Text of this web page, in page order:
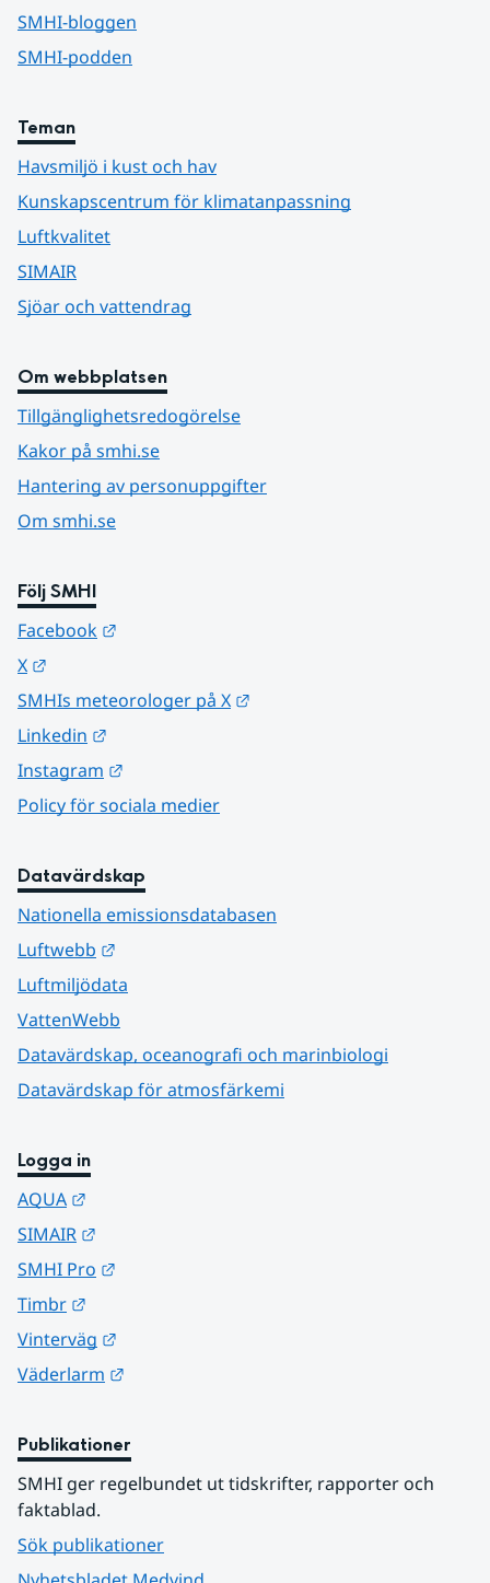
SMHI-bloggen
SMHI-podden
Teman
Havsmiljö i kust och hav
Kunskapscentrum för klimatanpassning
Luftkvalitet
SIMAIR
Sjöar och vattendrag
Om webbplatsen
Tillgänglighetsredogörelse
Kakor på smhi.se
Hantering av personuppgifter
Om smhi.se
Följ SMHI
Facebook
X
SMHIs meteorologer på X
Linkedin
Instagram
Policy för sociala medier
Datavärdskap
Nationella emissionsdatabasen
Luftwebb
Luftmiljödata
VattenWebb
Datavärdskap, oceanografi och marinbiologi
Datavärdskap för atmosfärkemi
Logga in
AQUA
SIMAIR
SMHI Pro
Timbr
Vinterväg
Väderlarm
Publikationer
SMHI ger regelbundet ut tidskrifter, rapporter och
faktablad.
Sök publikationer